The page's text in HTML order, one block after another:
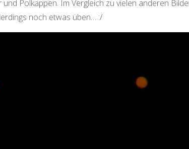
und Polkappen. Im Vergleich zu vielen anderen
noch etwas üben… :/